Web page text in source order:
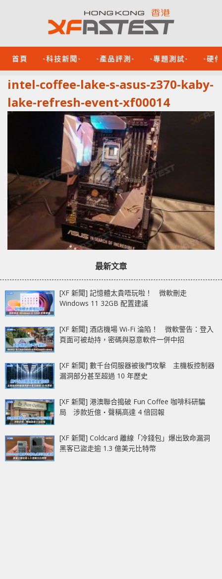
首頁 -科技新聞- -產品評測- -專題測試- -硬
intel-coffee-lake-s-asus-z370-kaby-
lake-refresh-event-xf00014
最新文章
[XF 新聞] 記憶體太貴唔玩啦！ 微軟刪走
Windows 11 32GB 配置建議
[XF 新聞] 酒店機場 Wi-Fi 淪陷！ 微軟警告：登入
頁面可被劫持，密碼與惡意軟件一併中招
[XF 新聞] 數千台伺服器被後門攻擊 主機板控制器
漏洞部分甚至超過 10 年歷史
[XF 新聞] 港澳聯合搗破 Fun Coffee 咖啡科研騙
局 涉款近億‧聲稱高達 4 倍回報
[XF 新聞] Coldcard 離線「冷錢包」爆出致命漏洞
黑客已盜走逾 1.3 億美元比特幣